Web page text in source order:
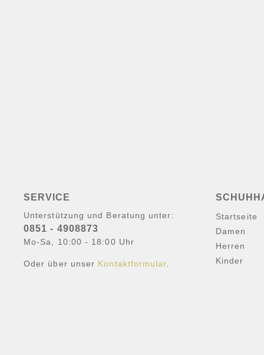
SERVICE
Unterstützung und Beratung unter:
0851 - 4908873
Mo-Sa, 10:00 - 18:00 Uhr
Oder über unser Kontaktformular
Startseite
Damen
Herren
Kinder